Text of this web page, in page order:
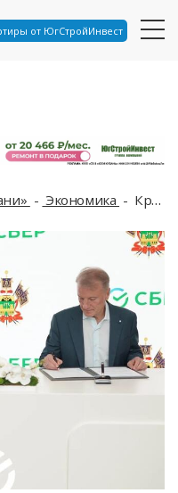
от ЮгСтройИнвест
Экономика Краснодарский край ждёт цифровая трансформация